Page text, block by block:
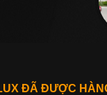
ĐÃ ĐƯỢC